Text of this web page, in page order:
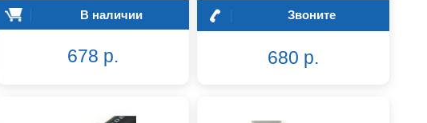
В наличии
678 р.
Звоните
680 р.